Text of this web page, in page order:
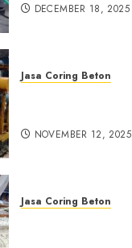
DECEMBER 18, 2025
Jasa Coring Beton
NOVEMBER 12, 2025
Jasa Coring Beton